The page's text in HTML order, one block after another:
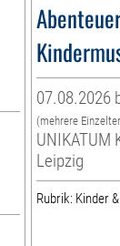
07.08.2026
(mehrere
UNIKATUM
Leipzig
Rubrik: Kinder